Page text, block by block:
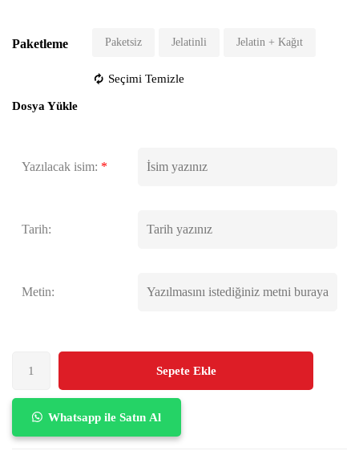
Paketleme Paketsiz Jelatinli Jelatin + Kağıt
Seçimi Temizle
Dosya Yükle
Yazılacak isim: *
Tarih:
Metin:
Sepete Ekle
Whatsapp ile Satın Al